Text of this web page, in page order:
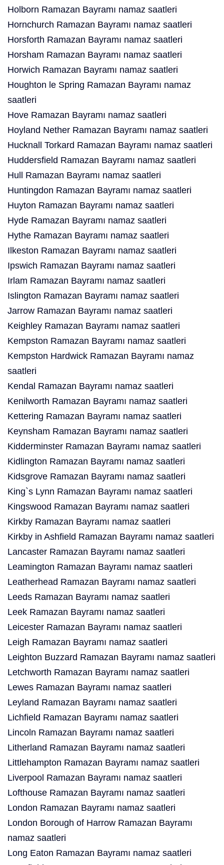
Holborn Ramazan Bayramı namaz saatleri
Hornchurch Ramazan Bayramı namaz saatleri
Horsforth Ramazan Bayramı namaz saatleri
Horsham Ramazan Bayramı namaz saatleri
Horwich Ramazan Bayramı namaz saatleri
Houghton le Spring Ramazan Bayramı namaz
saatleri
Hove Ramazan Bayramı namaz saatleri
Hoyland Nether Ramazan Bayramı namaz saatleri
Hucknall Torkard Ramazan Bayramı namaz saatleri
Huddersfield Ramazan Bayramı namaz saatleri
Hull Ramazan Bayramı namaz saatleri
Huntingdon Ramazan Bayramı namaz saatleri
Huyton Ramazan Bayramı namaz saatleri
Hyde Ramazan Bayramı namaz saatleri
Hythe Ramazan Bayramı namaz saatleri
Ilkeston Ramazan Bayramı namaz saatleri
Ipswich Ramazan Bayramı namaz saatleri
Irlam Ramazan Bayramı namaz saatleri
Islington Ramazan Bayramı namaz saatleri
Jarrow Ramazan Bayramı namaz saatleri
Keighley Ramazan Bayramı namaz saatleri
Kempston Ramazan Bayramı namaz saatleri
Kempston Hardwick Ramazan Bayramı namaz
saatleri
Kendal Ramazan Bayramı namaz saatleri
Kenilworth Ramazan Bayramı namaz saatleri
Kettering Ramazan Bayramı namaz saatleri
Keynsham Ramazan Bayramı namaz saatleri
Kidderminster Ramazan Bayramı namaz saatleri
Kidlington Ramazan Bayramı namaz saatleri
Kidsgrove Ramazan Bayramı namaz saatleri
King`s Lynn Ramazan Bayramı namaz saatleri
Kingswood Ramazan Bayramı namaz saatleri
Kirkby Ramazan Bayramı namaz saatleri
Kirkby in Ashfield Ramazan Bayramı namaz saatleri
Lancaster Ramazan Bayramı namaz saatleri
Leamington Ramazan Bayramı namaz saatleri
Leatherhead Ramazan Bayramı namaz saatleri
Leeds Ramazan Bayramı namaz saatleri
Leek Ramazan Bayramı namaz saatleri
Leicester Ramazan Bayramı namaz saatleri
Leigh Ramazan Bayramı namaz saatleri
Leighton Buzzard Ramazan Bayramı namaz saatleri
Letchworth Ramazan Bayramı namaz saatleri
Lewes Ramazan Bayramı namaz saatleri
Leyland Ramazan Bayramı namaz saatleri
Lichfield Ramazan Bayramı namaz saatleri
Lincoln Ramazan Bayramı namaz saatleri
Litherland Ramazan Bayramı namaz saatleri
Littlehampton Ramazan Bayramı namaz saatleri
Liverpool Ramazan Bayramı namaz saatleri
Lofthouse Ramazan Bayramı namaz saatleri
London Ramazan Bayramı namaz saatleri
London Borough of Harrow Ramazan Bayramı
namaz saatleri
Long Eaton Ramazan Bayramı namaz saatleri